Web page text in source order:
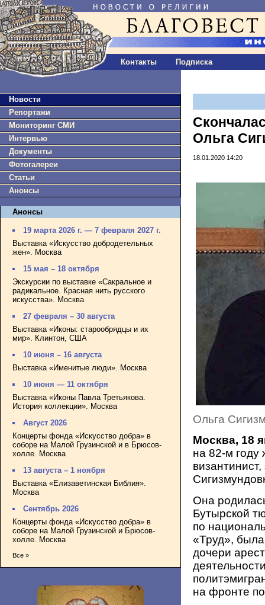
Контакты Подписка
Новости
Репортажи
Мониторинг СМИ
Интервью
Документы
Фотогалереи
Статьи
Анонсы
Анонсы
19 марта 2026 г. — 7 февраля 2027 г.
Выставка «Искусство добродетельных
жен». Москва
15 мая – 18 октября
Экскурсии по выставке «Сакральное и
радикальное. Красная нить русского
искусства». Москва
27 февраля – 30 августа
Выставка «Иконы: старообрядцы и их
мир». Клинтон, США
10 июня – 16 августа
Выставка «Именитые люди». Москва
10 июня — 11 октября
Выставка «Иконы Павла Третьякова.
История коллекции». Москва
Август 2026
Концерты фонда «Искусство добра» в
соборе на Малой Грузинской и в Брюсов-
холле. Москва
13 августа – 1 ноября
Выставка «Елизаветинская Библия».
Москва
Сентябрь 2026
Концерты фонда «Искусство добра» в
соборе на Малой Грузинской и Брюсов-
холле. Москва
Все »
Ольга
18.01.2020 14:20
Ольга
Москва, 18
на 82-м году
Она
Бутырской
по
«Труд»,
дочери
на фронте